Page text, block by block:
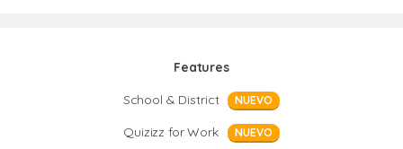
Features
School & District
NUEVO
Quizizz for Work NUEVO